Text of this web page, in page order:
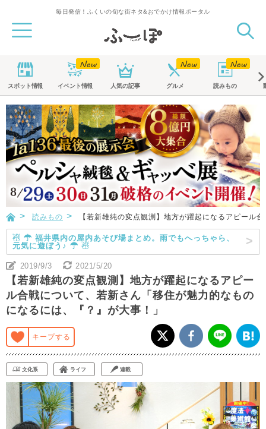
毎日発信！ふくいの旬な街ネタ&おでかけ情報ポータル
スポット情報 イベント情報 人気の記事 グルメ 読みもの
読みもの 【若新雄純の変点観測】地方が躍起になるアピール
☃ ☂ 福井県内の屋内あそび場まとめ。雨でもへっちゃら、
元気に遊ぼう♪ ☂ ☃
2019/9/3 2021/5/20
【若新雄純の変点観測】地方が躍起になるアピー
ル合戦について、若新さん「移住が魅力的なもの
になるには、『？』が大事！」
キープする
文化系 ライフ 連載